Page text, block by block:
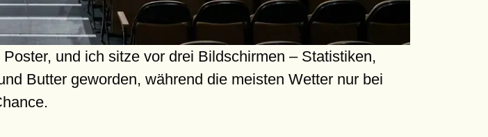
und ich sitze vor drei Bildschirmen – Statistiken,
Butter geworden, während die meisten Wetter nur bei